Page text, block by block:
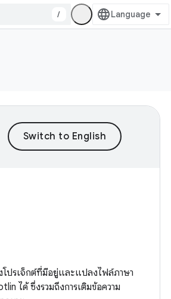
/
ปรเจ็กต์ที่มีอยู่และแปลงไฟล์ภาษา
ได้ ซึ่งรวมถึงการเติมข้อความ